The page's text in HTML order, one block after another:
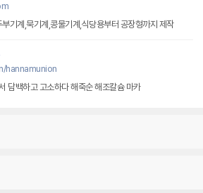
기계,묵기계,콩물기계,식당용부터 공장형까지 제작
hannamunion
담백하고 고소하다 해죽순 해조칼슘 마카